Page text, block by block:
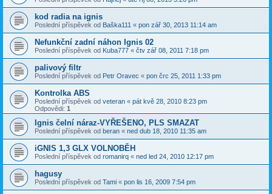
kod radia na ignis
Poslední příspěvek od Baška111 « pon zář 30, 2013 11:14 am
Nefunkční zadní náhon Ignis 02
Poslední příspěvek od Kuba777 « čtv zář 08, 2011 7:18 pm
palivový filtr
Poslední příspěvek od Petr Oravec « pon črc 25, 2011 1:33 pm
Kontrolka ABS
Poslední příspěvek od veteran « pát kvě 28, 2010 8:23 pm
Odpovědi: 1
Ignis čelní náraz-VYŘEŠENO, PLS SMAZAT
Poslední příspěvek od beran « ned dub 18, 2010 11:35 am
iGNIS 1,3 GLX VOLNOBĚH
Poslední příspěvek od romanirq « ned led 24, 2010 12:17 pm
hagusy
Poslední příspěvek od Tami « pon lis 16, 2009 7:54 pm